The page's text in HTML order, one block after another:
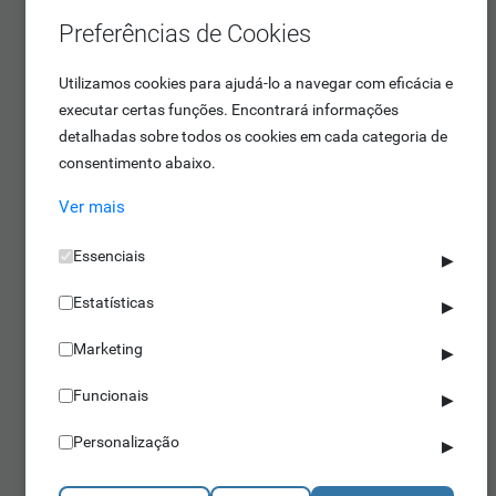
Barreiras Pedonais
IDONIC TORN B108
Molinetes
Preferências de Cookies
Utilizamos cookies para ajudá-lo a navegar com eficácia e
executar certas funções. Encontrará informações
detalhadas sobre todos os cookies em cada categoria de
consentimento abaixo.
Ver mais
Essenciais ▶
Estatísticas ▶
Marketing ▶
Funcionais ▶
Personalização ▶